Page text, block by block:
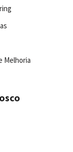
Melhoria